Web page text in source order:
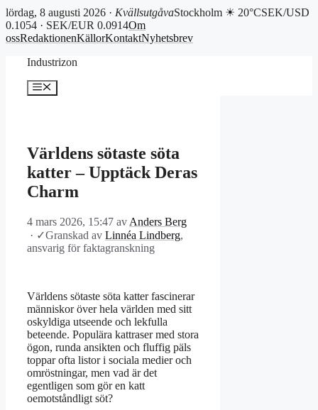
lördag, 8 augusti 2026 · KvällsutgåvaStockholm ☀ 20°CSEK/USD
0.1054 · SEK/EUR 0.0914Om
ossRedaktionenKällorKontaktNyhetsbrev
Industrizon
Meny
Världens sötaste söta
katter – Upptäck Deras
Charm
4 mars 2026, 15:47 av Anders Berg
· ✓Granskad av Linnéa Lindberg,
ansvarig för faktagranskning
Världens sötaste söta katter fascinerar
människor över hela världen med sitt
oskyldiga utseende och lekfulla
beteende. Populära kattraser med stora
ögon, runda ansikten och fluffig päls
toppar ofta listor i sociala medier och
omröstningar, men vad är det
egentligen som gör en katt
oemotståndligt söt?